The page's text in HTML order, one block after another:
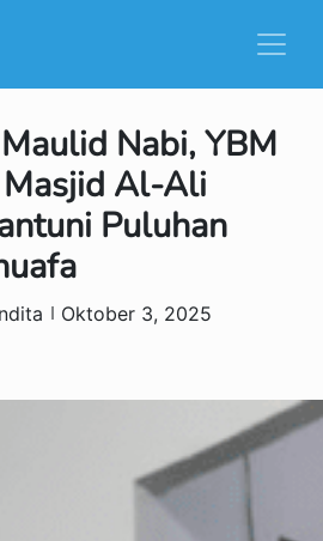
Nabi, YBM
Masjid Al-Ali
Puluhan
Oktober 3, 2025